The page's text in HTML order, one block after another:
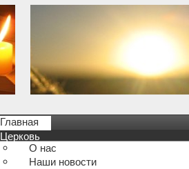
Главная
Церковь
О нас
Наши новости